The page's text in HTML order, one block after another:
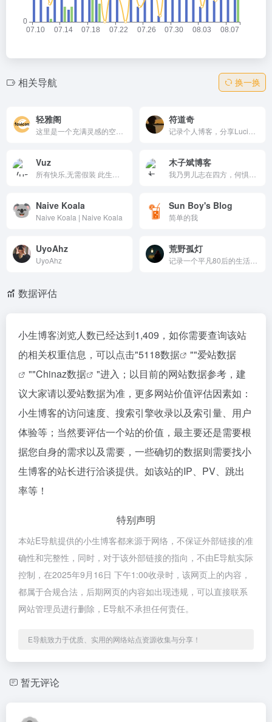
相关导航 换一换
轻雅阁 符道奇
Vuz 木子斌博客
Naive Koala
Naive Koala | Naive Koala
Sun Boy's Blog
简单的我
UyoAhz
UyoAhz
荒野孤灯
数据评估
小生博客浏览人数已经达到1,409，如你需要查询该站
的相关权重信息，可以点击"5118数据 ""爱站数据
""Chinaz数据
"进入；以目前的网站数据参考，建
议大家请以爱站数据为准，更多网站价值评估因素如：
小生博客的访问速度、搜索引擎收录以及索引量、用户
体验等；当然要评估一个站的价值，最主要还是需要根
据您自身的需求以及需要，一些确切的数据则需要找小
生博客的站长进行洽谈提供。如该站的IP、PV、跳出
率等！
特别声明
本站E导航提供的小生博客都来源于网络，不保证外部链接的准
确性和完整性，同时，对于该外部链接的指向，不由E导航实际
控制，在2025年9月16日 下午1:00收录时，该网页上的内容，
都属于合规合法，后期网页的内容如出现违规，可以直接联系
网站管理员进行删除，E导航不承担任何责任。
E导航致力于优质、实用的网络站点资源收集与分享！
暂无评论